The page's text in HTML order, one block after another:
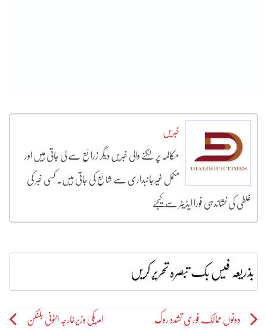
خبریں
مکالمہ پر لگنے والی خبریں دیگر زرائع سے لی جاتی ہیں اور
مکمل غیرجانبداری سے شائع کی جاتی ہیں۔ کسی خبر کی
غلطی کی نشاندہی فورا ایڈیٹر سے کیجئے
بذریعہ فیس بک تبصرہ تحریر کریں
Postدونوں ممالک فوری تشدد روک امریکی وزیرخارجہ انٹونی بلنکن